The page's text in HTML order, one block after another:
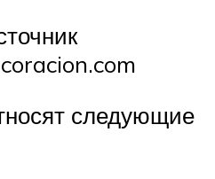
следующие